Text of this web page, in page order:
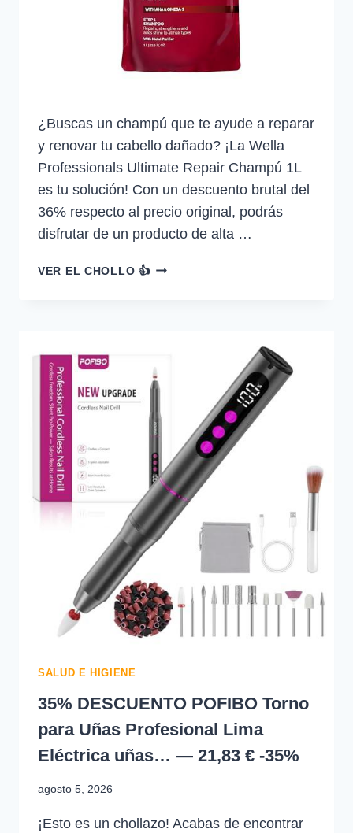
¿Buscas un champú que te ayude a reparar
y renovar tu cabello dañado? ¡La Wella
Professionals Ultimate Repair Champú 1L
es tu solución! Con un descuento brutal del
36% respecto al precio original, podrás
disfrutar de un producto de alta …
VER EL CHOLLO 👍WELLA
SALUD E HIGIENE
35% DESCUENTO POFIBO Torno
para Uñas Profesional Lima
Eléctrica uñas… — 21,83 € -35%
agosto 5, 2026
¡Esto es un chollazo! Acabas de encontrar